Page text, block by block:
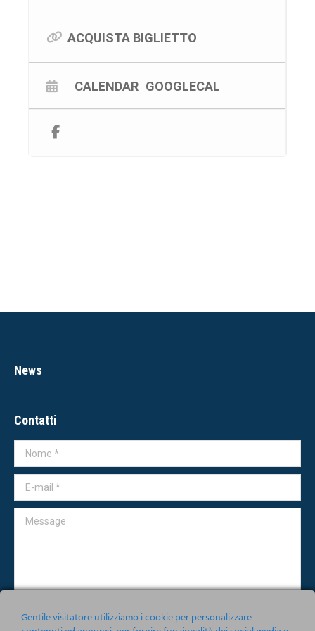
I biglietti sono disponibili da oggi sui circuiti Ticketone
e Go2.
#lucaargentero#èquestalavitachesognavodabambino
ni
ACQUISTA BIGLIETTO
CALENDAR GOOGLECAL
News
Contatti
Nome *
E-mail *
Message
Gentile visitatore utilizziamo i cookie per personalizzare